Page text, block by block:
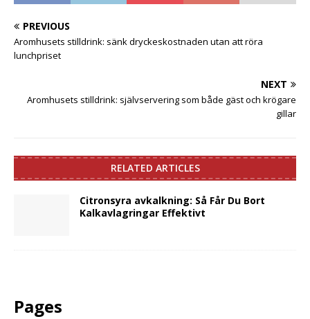
PREVIOUS
Aromhusets stilldrink: sänk dryckeskostnaden utan att röra
lunchpriset
NEXT
Aromhusets stilldrink: självservering som både gäst och krögare
gillar
RELATED ARTICLES
Citronsyra avkalkning: Så Får Du Bort
Kalkavlagringar Effektivt
Pages